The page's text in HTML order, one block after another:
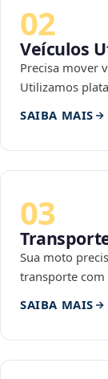
02
Veículos
Precisa mover
Utilizamos
SAIBA MAIS
03
Sua moto
transporte com
SAIBA MAIS